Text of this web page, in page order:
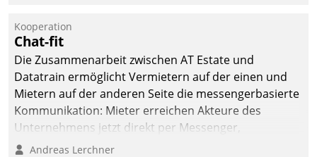
Kooperation
Chat-fit
Die Zusammenarbeit zwischen AT Estate und
Datatrain ermöglicht Vermietern auf der einen und
Mietern auf der anderen Seite die messengerbasierte
Kommunikation: Mieter erreichen Akteure des
Unternehmens jetzt direkt per Messenger,
Mitarbeiter oder Dienstleister empfangen oder
Andreas Lerchner